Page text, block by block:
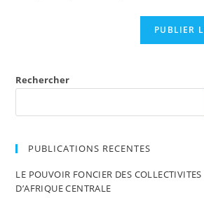
Rechercher
PUBLICATIONS RECENTES
LE POUVOIR FONCIER DES COLLECTIVITES
D’AFRIQUE CENTRALE